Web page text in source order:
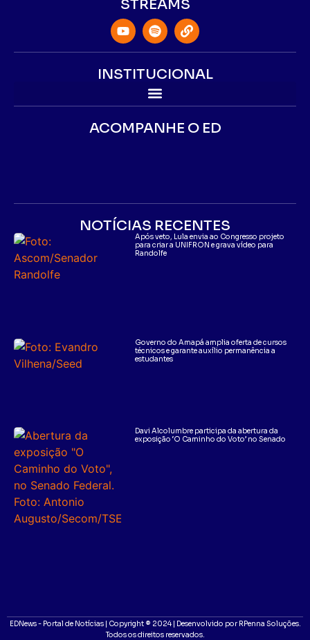
STREAMS
INSTITUCIONAL
ACOMPANHE O ED
NOTÍCIAS RECENTES
Após veto, Lula envia ao Congresso projeto
para criar a UNIFRON e grava vídeo para
Randolfe
Governo do Amapá amplia oferta de cursos
técnicos e garante auxílio permanência a
estudantes
Davi Alcolumbre participa da abertura da
exposição ‘O Caminho do Voto’ no Senado
EDNews - Portal de Notícias | Copyright ® 2024 | Desenvolvido por RPenna Soluções.
Todos os direitos reservados.